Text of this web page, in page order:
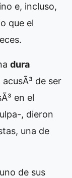
e, incluso,
que el
dura
de ser
en el
, dieron
una de
de sus